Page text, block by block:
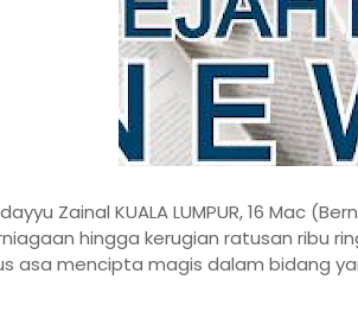
Zainal KUALA LUMPUR, 16 Mac
hingga kerugian ratusan ribu
asa mencipta magis dalam bidang